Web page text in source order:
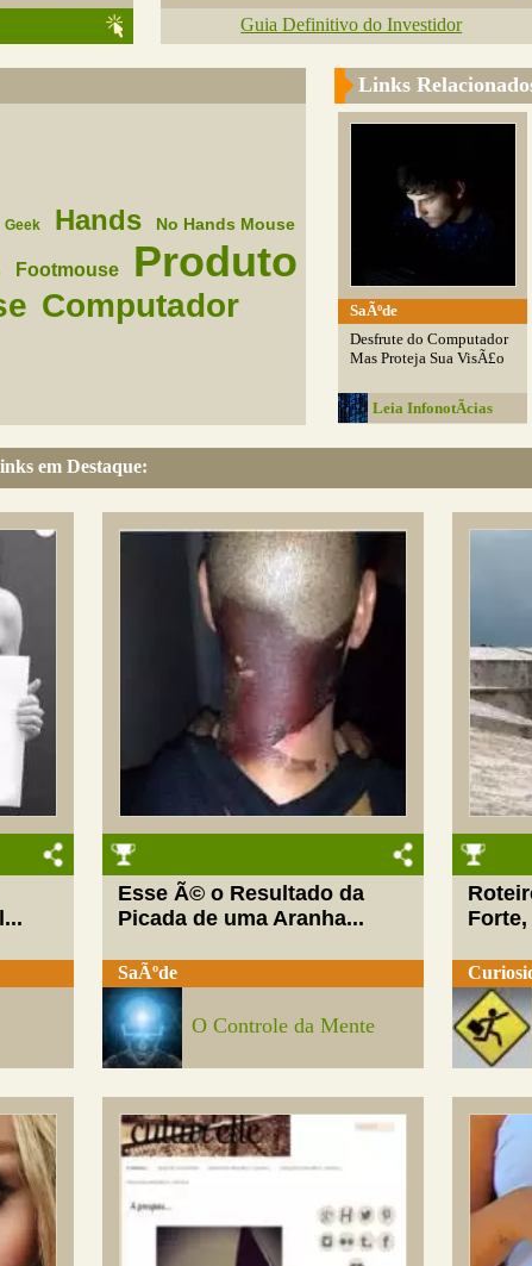
Guia Definitivo do Investidor
Geek Hands No Hands Mouse
Footmouse Produto
Computador
Links
SaÃºde
Desfrute do Computador
Mas Proteja Sua VisÃ£o
Leia InfonotÃ­cias
em Destaque:
Esse Ã© o Resultado da
Picada de uma Aranha...
SaÃºde
O Controle da Mente